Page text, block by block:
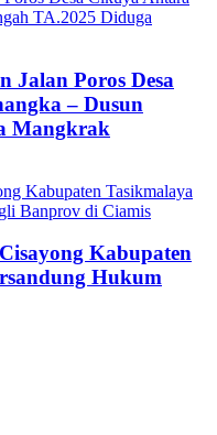
Jalan Poros Desa
– Dusun
Mangkrak
Kabupaten
Hukum